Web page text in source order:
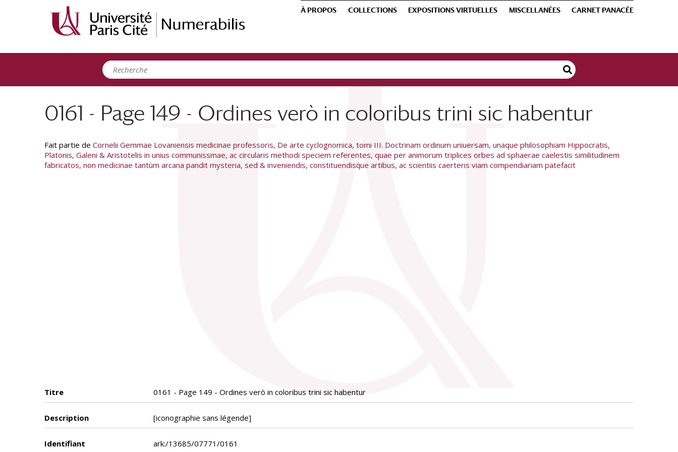
À PROPOS COLLECTIONS EXPOSITIONS VIRTUELLES MISCELLANÉES CARNET PANACÉE
0161 - Page 149 - Ordines verò in coloribus trini sic habentur
Fait partie de Cornelii Gemmae Lovaniensis medicinae professoris, De arte cyclognomica, tomi III. Doctrinam ordinum uniuersam, unaque philosophiam Hippocratis,
Platonis, Galeni & Aristotelis in unius communissmae, ac circularis methodi speciem referentes, quae per animorum triplices orbes ad sphaerae caelestis similitudinem
fabricatos, non medicinae tantùm arcana pandit mysteria, sed & inveniendis, constituendisq́ue artibus, ac scientiis caerteris viam compendiariam patefacit
Titre 0161 - Page 149 - Ordines verò in coloribus trini sic habentur
Description [iconographie sans légende]
Identifiant ark:/13685/07771/0161
Panneau de gestion des cookies